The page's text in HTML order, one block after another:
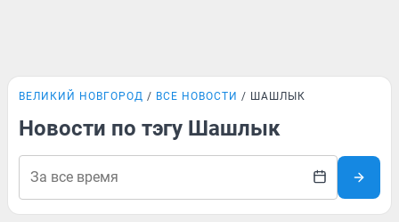
ВЕЛИКИЙ НОВГОРОД ВСЕ НОВОСТИ ШАШЛЫК
Новости по тэгу Шашлык